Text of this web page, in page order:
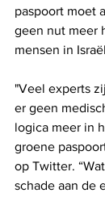
paspoort moet
geen nut meer
mensen in
"Veel experts
er geen
logica meer in
groene
op Twitter.
schade aan de